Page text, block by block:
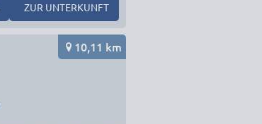
ZUR UNTERKUNFT
10,11 km